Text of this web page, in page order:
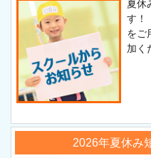
夏休
す！
をご
加く
2026年夏休み